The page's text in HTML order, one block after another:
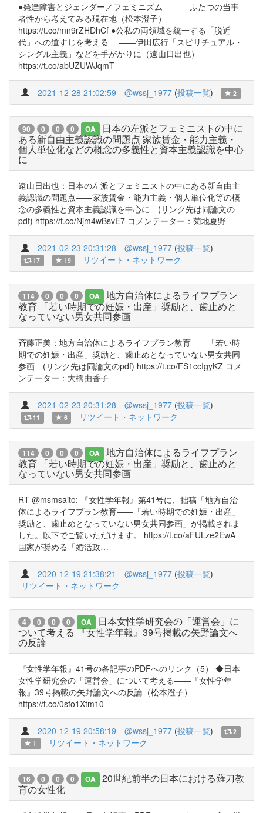
●発達障害とジェンダー／フェミニズム ――ふたつの当事
者性から考えてみる現在地（松本澄子）
https://t.co/mn9rZHDhCf ●公私の両領域を統一する「脱近
代」への道すじを考える ――伊田広行「スピリチュアル・
シングル主義」などを手がかりに（遠山日出也）
https://t.co/abUZUWJqmT
2021-12-28 21:02:59 @wssj_1977 (投稿一覧) 2
90 0 0 0 OA
日本の左派とフェミニストの中に
ある新自由主義認識の問題点 家族賃金・能力主義・
個人単位化などの概念の多義性と資本主義認識を中心
に
遠山日出也：日本の左派とフェミニストの中にある新自由主
義認識の問題点――家族賃金・能力主義・個人単位化等の概
念の多義性と資本主義認識を中心に (リンク先は同論文の
pdf) https://t.co/Njm4wBsvE7 コメンテーター：菊地夏野
2021-02-23 20:31:28 @wssj_1977 (投稿一覧)
17 19 リツイート・ネットワーク
114 0 0 0 OA
地方自治体によるライフプラン
教育 「若い時期での妊娠・出産」奨励と、歯止めと
なっていない男女共同参画
斉藤正美：地方自治体によるライフプラン教育――「若い時
期での妊娠・出産」奨励と、歯止めとなっていない男女共同
参画 (リンク先は同論文のpdf) https://t.co/FS1ccIgyKZ コメ
ンテーター：大橋由香子
2021-02-23 20:31:28 @wssj_1977 (投稿一覧)
11 6 リツイート・ネットワーク
114 0 0 0 OA
地方自治体によるライフプラン
教育 「若い時期での妊娠・出産」奨励と、歯止めと
なっていない男女共同参画
RT @msmsaito: 『女性学年報』第41号に、拙稿「地方自治
体によるライフプラン教育――「若い時期での妊娠・出産」
奨励と、歯止めとなっていない男女共同参画」が掲載されま
した。以下でご覧いただけます。 https://t.co/aFULze2EwA
国家が奨める「婚活政…
2020-12-19 21:38:21 @wssj_1977 (投稿一覧)
リツイート・ネットワーク
4 0 0 0 OA
日本女性学研究会の「運営会」に
ついて考える 『女性学年報』39号掲載の矢野論文へ
の反論
『女性学年報』41号の各記事のPDFへのリンク（5） ◆日本
女性学研究会の「運営会」について考える――『女性学年
報』39号掲載の矢野論文への反論（松本澄子）
https://t.co/0sfo1Xtm10
2020-12-19 20:58:19 @wssj_1977 (投稿一覧)
2
1
リツイート・ネットワーク
16 0 0 0 OA
20世紀前半の日本における薙刀教
育の女性化